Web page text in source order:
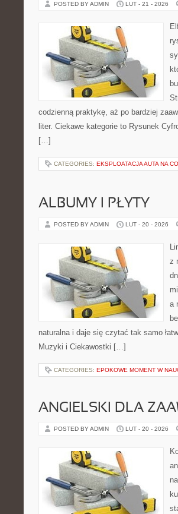
POSTED BY ADMIN LUT - 21 - 2026
codzienną praktykę, aż po bardziej
liter. Ciekawe kategorie to Rysunek
[…]
CATEGORIES: EKSPLOATACJA AUTA NA
ALBUMY I PŁYTY
POSTED BY ADMIN LUT - 20 - 2026
z
a
naturalna i daje się czytać tak samo
Muzyki i Ciekawostki […]
CATEGORIES: EPOKOWE MOMENT W
ANGIELSKI DLA
POSTED BY ADMIN LUT - 20 - 2026